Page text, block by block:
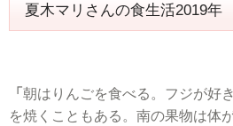
夏木マリさんの食生活2019年
「 朝はりんごを食べる。フジが好
を焼くこともある。南の果物は体